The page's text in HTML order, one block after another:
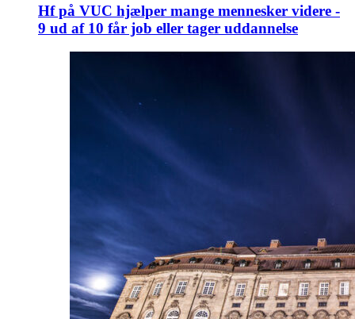
Hf på VUC hjælper mange mennesker videre -
9 ud af 10 får job eller tager uddannelse